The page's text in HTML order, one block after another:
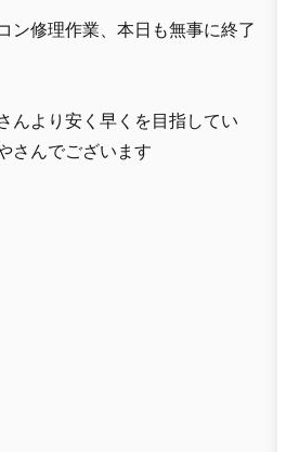
ン修理作業、本日も無事に終了
んより安く早くを目指してい
さんでございます